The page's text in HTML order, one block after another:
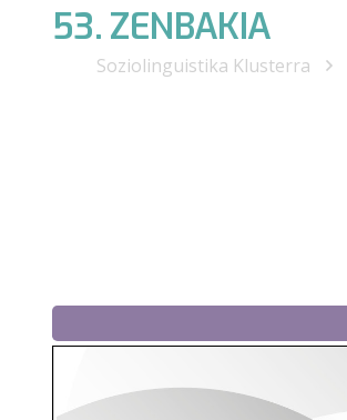
53. ZENBAKIA
Soziolinguistika Klusterra